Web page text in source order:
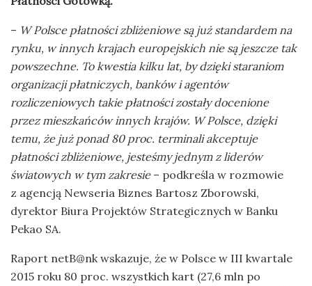
– W Polsce płatności zbliżeniowe są już standardem na
rynku, w innych krajach europejskich nie są jeszcze tak
powszechne. To kwestia kilku lat, by dzięki staraniom
organizacji płatniczych, banków i agentów
rozliczeniowych takie płatności zostały docenione
przez mieszkańców innych krajów. W Polsce, dzięki
temu, że już ponad 80 proc. terminali akceptuje
płatności zbliżeniowe, jesteśmy jednym z liderów
światowych w tym zakresie– podkreśla w rozmowie
z agencją Newseria Biznes Bartosz Zborowski,
dyrektor Biura Projektów Strategicznych w Banku
Pekao SA.
Raport netB@nk wskazuje, że w Polsce w III kwartale
2015 roku 80 proc. wszystkich kart (27,6 mln po